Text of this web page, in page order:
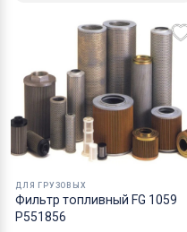
ДЛЯ ГРУЗОВЫХ
Фильтр топливный FG 1059
P551856